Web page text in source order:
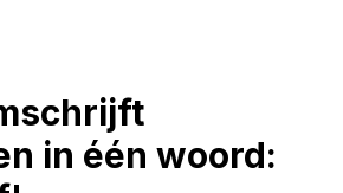
in één woord: